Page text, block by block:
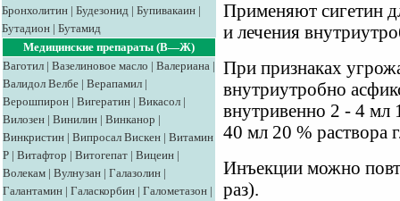
Бронхолитин | Будезонид | Бупивакаин |
Бутадион | Бутамид
Медицинские препараты (В—Ж)
Ваготил | Вазелиновое масло | Валериана |
Валидол Велбе | Верапамил |
Верошпирон | Вигератин | Викасол |
Вилозен | Винилин | Винканор |
Винкристин | Випросал Вискен | Витамин
Р | Витафтор | Витогепат | Вицеин |
Волекам | Вулнузан | Галазолин |
Галантамин | Галаскорбин | Галометазон |
Применяют сигетин
и лечения
При признаках
внутриутробно
внутривенно 2 - 4 мл
40 мл 20 % раствора
Инъекции можно
раз).